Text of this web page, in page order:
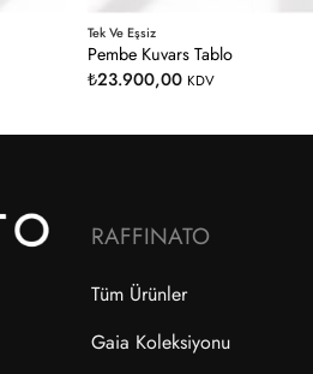
Tek Ve Eşsiz
Pembe Kuvars Tablo
₺23.900,00 KDV
RAFFINATO
Tüm Ürünler
Gaia Koleksiyonu